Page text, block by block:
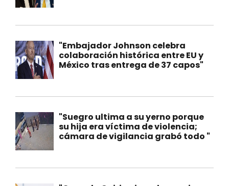
"Embajador Johnson celebra
colaboración histórica entre EU y
México tras entrega de 37 capos"
"Suegro ultima a su yerno porque
su hija era víctima de violencia;
cámara de vigilancia grabó todo "